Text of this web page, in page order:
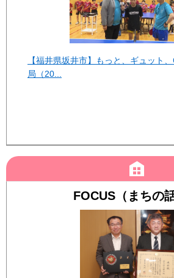
【福井県坂井市】もっと、ギュット
局（20...
FOCUS（まちの話